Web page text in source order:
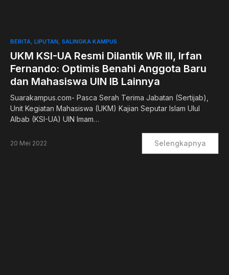
0
BERITA LIPUTAN SALINGKA KAMPUS
UKM KSI-UA Resmi Dilantik WR III, Irfan
Fernando: Optimis Benahi Anggota Baru
dan Mahasiswa UIN IB Lainnya
Suarakampus.com- Pasca Serah Terima Jabatan (Sertijab),
Unit Kegiatan Mahasiswa (UKM) Kajian Seputar Islam Ulul
Albab (KSI-UA) UIN Imam…
20 Mei 2022 Selengkapnya